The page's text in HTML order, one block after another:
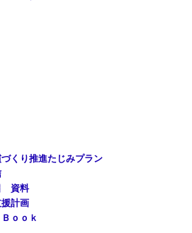
くり推進たじみプラン
資料
計画
ｏｏｋ